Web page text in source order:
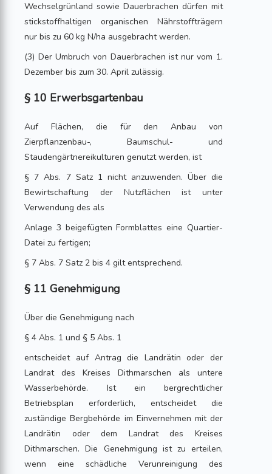
Wechselgrünland sowie Dauerbrachen dürfen mit
stickstoffhaltigen organischen Nährstoffträgern
nur bis zu 60 kg N/ha ausgebracht werden.
(3) Der Umbruch von Dauerbrachen ist nur vom 1.
Dezember bis zum 30. April zulässig.
§ 10 Erwerbsgartenbau
Auf Flächen, die für den Anbau von
Zierpflanzenbau-, Baumschul- und
Staudengärtnereikulturen genutzt werden, ist
§ 7 Abs. 7 Satz 1 nicht anzuwenden. Über die
Bewirtschaftung der Nutzflächen ist unter
Verwendung des als
Anlage 3 beigefügten Formblattes eine Quartier-
Datei zu fertigen;
§ 7 Abs. 7 Satz 2 bis 4 gilt entsprechend.
§ 11 Genehmigung
Über die Genehmigung nach
§ 4 Abs. 1 und § 5 Abs. 1
entscheidet auf Antrag die Landrätin oder der
Landrat des Kreises Dithmarschen als untere
Wasserbehörde. Ist ein bergrechtlicher
Betriebsplan erforderlich, entscheidet die
zuständige Bergbehörde im Einvernehmen mit der
Landrätin oder dem Landrat des Kreises
Dithmarschen. Die Genehmigung ist zu erteilen,
wenn eine schädliche Verunreinigung des